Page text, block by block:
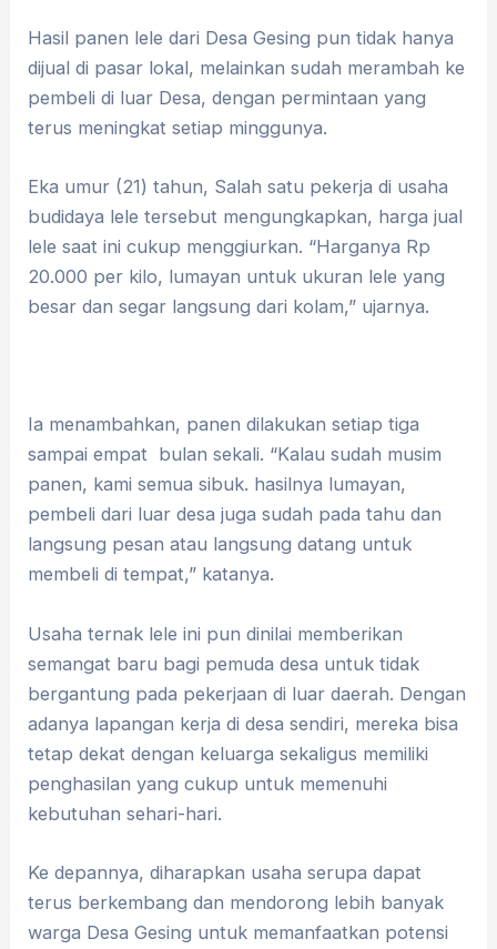
Hasil panen lele dari Desa Gesing pun tidak hanya
dijual di pasar lokal, melainkan sudah merambah ke
pembeli di luar Desa, dengan permintaan yang
terus meningkat setiap minggunya.
Eka umur (21) tahun, Salah satu pekerja di usaha
budidaya lele tersebut mengungkapkan, harga jual
lele saat ini cukup menggiurkan. “Harganya Rp
20.000 per kilo, lumayan untuk ukuran lele yang
besar dan segar langsung dari kolam,” ujarnya.
Ia menambahkan, panen dilakukan setiap tiga
sampai empat bulan sekali. “Kalau sudah musim
panen, kami semua sibuk. hasilnya lumayan,
pembeli dari luar desa juga sudah pada tahu dan
langsung pesan atau langsung datang untuk
membeli di tempat,” katanya.
Usaha ternak lele ini pun dinilai memberikan
semangat baru bagi pemuda desa untuk tidak
bergantung pada pekerjaan di luar daerah. Dengan
adanya lapangan kerja di desa sendiri, mereka bisa
tetap dekat dengan keluarga sekaligus memiliki
penghasilan yang cukup untuk memenuhi
kebutuhan sehari-hari.
Ke depannya, diharapkan usaha serupa dapat
terus berkembang dan mendorong lebih banyak
warga Desa Gesing untuk memanfaatkan potensi